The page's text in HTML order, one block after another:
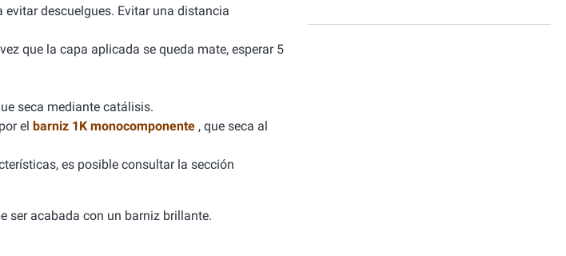
descuelgues. Evitar una distancia
que la capa aplicada se queda mate, esperar 5
seca mediante catálisis.
el barniz 1K monocomponente , que seca al
es posible consultar la sección
ser acabada con un barniz brillante.